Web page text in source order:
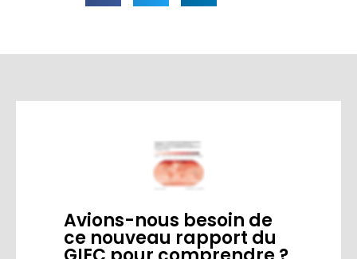
Avions-nous besoin de
ce nouveau rapport du